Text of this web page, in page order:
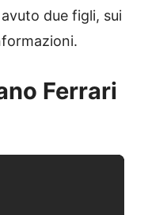
due figli, sui
Ferrari